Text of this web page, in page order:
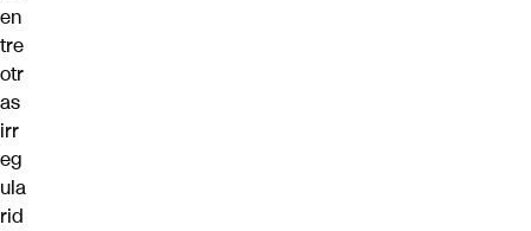
en
tre
otr
as
irr
eg
ula
rid